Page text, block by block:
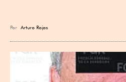
Por Arturo Rojas